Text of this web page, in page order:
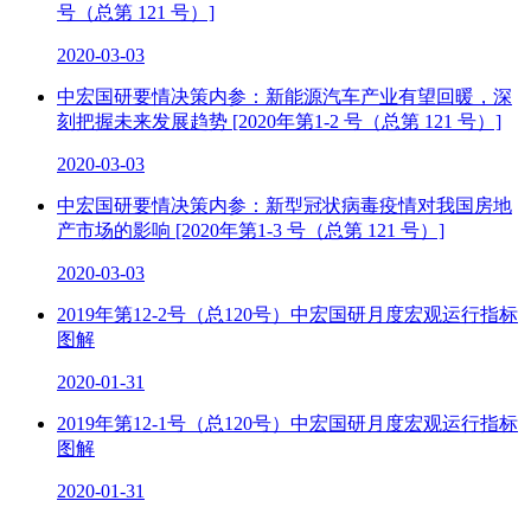
号（总第 121 号）]
2020-03-03
中宏国研要情决策内参：新能源汽车产业有望回暖，深
刻把握未来发展趋势 [2020年第1-2 号（总第 121 号）]
2020-03-03
中宏国研要情决策内参：新型冠状病毒疫情对我国房地
产市场的影响 [2020年第1-3 号（总第 121 号）]
2020-03-03
2019年第12-2号（总120号）中宏国研月度宏观运行指标
图解
2020-01-31
2019年第12-1号（总120号）中宏国研月度宏观运行指标
图解
2020-01-31